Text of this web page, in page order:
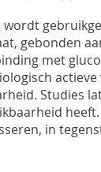
wordt
gebonden
met
Studies
in